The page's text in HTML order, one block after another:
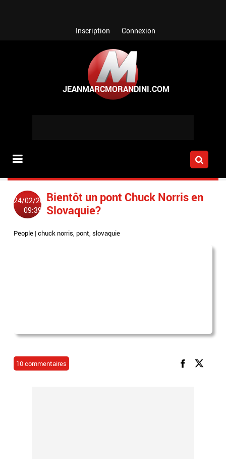
Inscription Connexion
24/02/2012
09:39
Bientôt un pont Chuck Norris en
Slovaquie?
People |chuck norris,pont,slovaquie
10 commentaires